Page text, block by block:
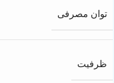
توان مصرفی
ظرفیت